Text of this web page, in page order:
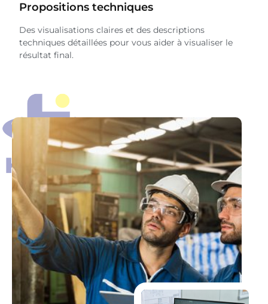
Propositions techniques
Des visualisations claires et des descriptions
techniques détaillées pour vous aider à visualiser le
résultat final.